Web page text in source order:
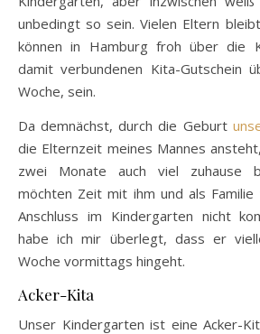
unbedingt so sein. Vielen Eltern
können in Hamburg froh über die
damit verbundenen Kita-Gutschein
Woche, sein.
Da demnächst, durch die Geburt
die Elternzeit meines Mannes
zwei Monate auch viel zuhause
möchten Zeit mit ihm und als
Anschluss im Kindergarten nicht
habe ich mir überlegt, dass er
Woche vormittags hingeht.
Acker-Kita
Unser Kindergarten ist eine Acker-